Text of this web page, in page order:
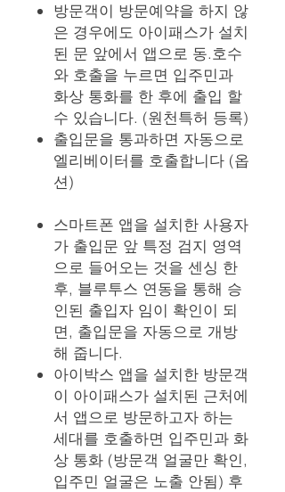
방문객이 방문예약을 하지 않
은 경우에도 아이패스가 설치
된 문 앞에서 앱으로 동.호수
와 호출을 누르면 입주민과
화상 통화를 한 후에 출입 할
수 있습니다. (원천특허 등록)
출입문을 통과하면 자동으로
엘리베이터를 호출합니다 (옵
션)
스마트폰 앱을 설치한 사용자
가 출입문 앞 특정 검지 영역
으로 들어오는 것을 센싱 한
후, 블루투스 연동을 통해 승
인된 출입자 임이 확인이 되
면, 출입문을 자동으로 개방
해 줍니다.​
아이박스 앱을 설치한 방문객
이 아이패스가 설치된 근처에
서 앱으로 방문하고자 하는
세대를 호출하면 입주민과 화
상 통화 (방문객 얼굴만 확인,
입주민 얼굴은 노출 안됨) 후